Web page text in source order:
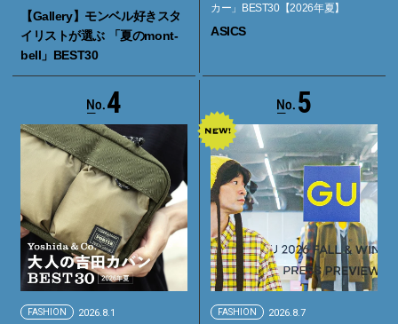
【Gallery】モンベル好きスタ
イリストが選ぶ 「夏のmont-
bell」BEST30
カー」BEST30【2026年夏】
ASICS
4
FASHION 2026.8.1
5
FASHION 2026.8.7